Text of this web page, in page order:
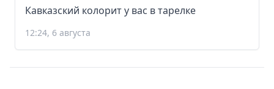
Кавказский колорит у вас в тарелке
12:24, 6 августа